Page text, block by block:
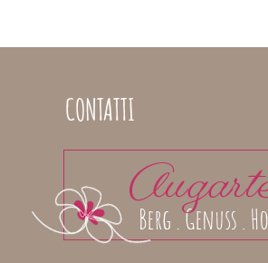
CONTATTI